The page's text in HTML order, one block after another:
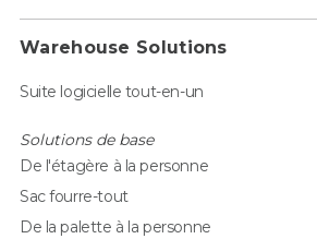
Warehouse Solutions
Suite logicielle tout-en-un
Solutions de base
De l'étagère à la personne
Sac fourre-tout
De la palette à la personne